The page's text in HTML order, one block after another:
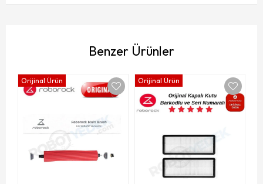
Benzer Ürünler
Orijinal Ürün Orijinal Ürün